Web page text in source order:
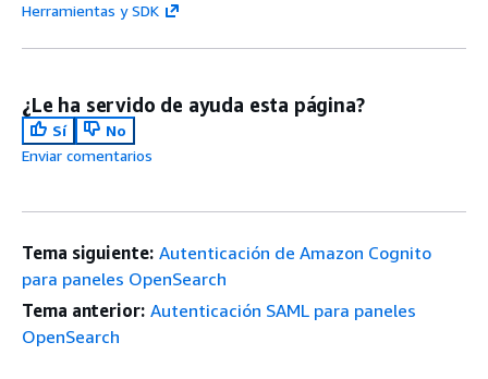
Herramientas y SDK
¿Le ha servido de ayuda esta página?
Sí
No
Enviar comentarios
Tema siguiente: Autenticación de Amazon Cognito
para paneles OpenSearch
Tema anterior: Autenticación SAML para paneles
OpenSearch